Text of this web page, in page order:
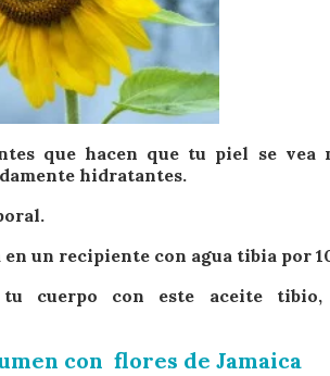
que hacen que tu piel se vea
hidratantes.
un recipiente con agua tibia por
cuerpo con este aceite tibio,
con flores de Jamaica